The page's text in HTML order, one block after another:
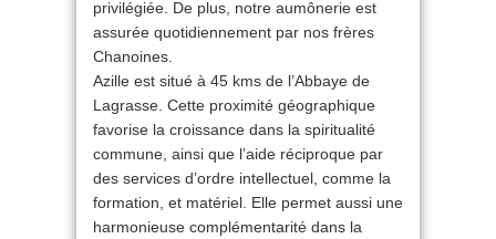
privilégiée. De plus, notre aumônerie est
assurée quotidiennement par nos frères
Chanoines.
Azille est situé à 45 kms de l’Abbaye de
Lagrasse. Cette proximité géographique
favorise la croissance dans la spiritualité
commune, ainsi que l’aide réciproque par
des services d’ordre intellectuel, comme la
formation, et matériel. Elle permet aussi une
harmonieuse complémentarité dans la